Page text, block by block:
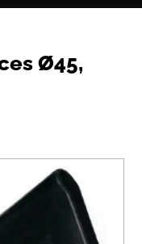
Ø45,